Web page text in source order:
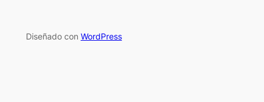
Diseñado con WordPress